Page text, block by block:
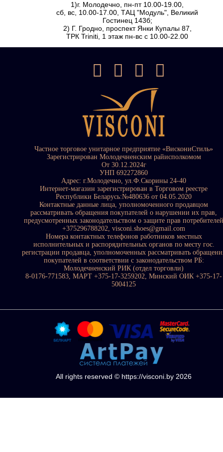
1)г. Молодечно, пн-пт 10.00-19.00,
сб, вс, 10.00-17.00, ТАЦ "Модуль", Великий
Гостинец 143б;
2) Г. Гродно, проспект Янки Купалы 87,
ТРК Triniti, 1 этаж пн-вс с 10.00-22.00
Частное торговое унитарное предприятие «ВискониСтиль»
Зарегистрирован Молодечненским райисполкомом
От 30.12.2024г
УНП 692272860
Адрес: г.Молодечно, ул.Ф.Скорины 24-40
Интернет-магазин зарегистрирован в Торговом реестре
Республики Беларусь:№480636 от 04.05.2020
Контактные данные лица, уполномоченного продавцом
рассматривать обращения покупателей о нарушении их прав,
предусмотренных законодательством о защите прав потребителей
+375296788202, visconi.shoes@gmail.com
Номера контактных телефонов работников местных
исполнительных и распорядительных органов по месту гос.
регистрации продавца, уполномоченных рассматривать
покупателей в соответствии с законодательством РБ:
Молодечненский РИК (отдел торговли)
8-0176-771583, МАРТ +375-17-3259202, Минский ОИК +375-17-
5004125
All rights reserved © https://visconi.by 2026